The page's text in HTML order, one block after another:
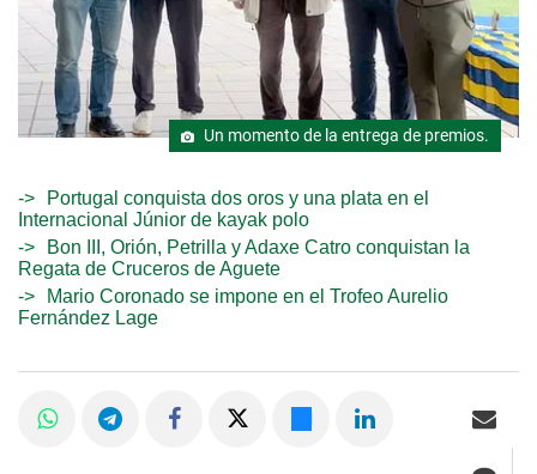
Un momento de la entrega de premios.
Portugal conquista dos oros y una plata en el
Internacional Júnior de kayak polo
Bon III, Orión, Petrilla y Adaxe Catro conquistan la
Regata de Cruceros de Aguete
Mario Coronado se impone en el Trofeo Aurelio
Fernández Lage